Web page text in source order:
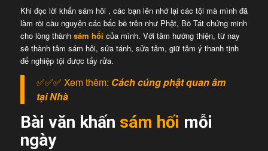
Khi đọc lời khấn sám hôi , các bạn lên nhớ lại các tội mà mình đã
làm rồi cầu nguyện các bấc bề trên như Phật, Bồ Tát chứng minh
cho lòng thành sám hối của mình. Với tâm hướng thiện, từ nay
sẽ thành tâm sám hôi, sửa tánh, sửa tâm, giữ tâm ý thanh tịnh
để nghiệp tội được tẩy rửa.
✅✅✅ Xem thêm: Cách cúng phật quan âm
tại Nhà
Bài văn khấn sám hối mỗi
ngày